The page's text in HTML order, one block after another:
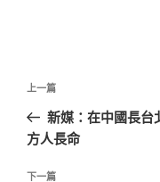
文
導
覽
上
一
篇
章
上一篇
新媒：在中國長台
方人長命
下一篇